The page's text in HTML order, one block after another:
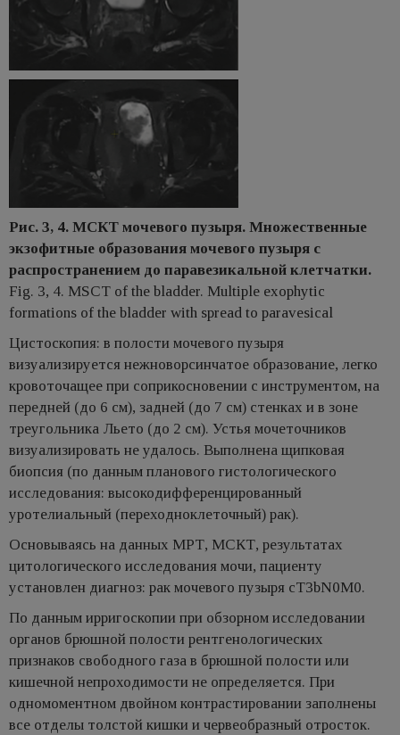
Рис. 3, 4. МСКТ мочевого пузыря. Множественные
экзофитные образования мочевого пузыря с
распространением до паравезикальной клетчатки.
Fig. 3, 4. MSCT of the bladder. Multiple exophytic
formations of the bladder with spread to paravesical
Цистоскопия: в полости мочевого пузыря
визуализируется нежноворсинчатое образование, легко
кровоточащее при соприкосновении с инструментом, на
передней (до 6 см), задней (до 7 см) стенках и в зоне
треугольника Льето (до 2 см). Устья мочеточников
визуализировать не удалось. Выполнена щипковая
биопсия (по данным планового гистологического
исследования: высокодифференцированный
уротелиальный (переходноклеточный) рак).
Основываясь на данных МРТ, МСКТ, результатах
цитологического исследования мочи, пациенту
установлен диагноз: рак мочевого пузыря cT3bN0M0.
По данным ирригоскопии при обзорном исследовании
органов брюшной полости рентгенологических
признаков свободного газа в брюшной полости или
кишечной непроходимости не определяется. При
одномоментном двойном контрастировании заполнены
все отделы толстой кишки и червеобразный отросток.